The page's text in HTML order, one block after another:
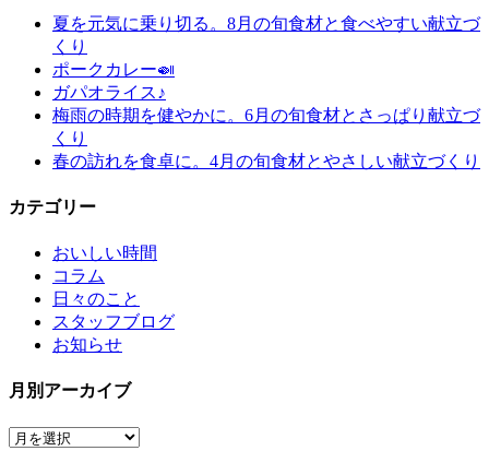
夏を元気に乗り切る。8月の旬食材と食べやすい献立づ
くり
ポークカレー🍛
ガパオライス♪
梅雨の時期を健やかに。6月の旬食材とさっぱり献立づ
くり
春の訪れを食卓に。4月の旬食材とやさしい献立づくり
カテゴリー
おいしい時間
コラム
日々のこと
スタッフブログ
お知らせ
月別アーカイブ